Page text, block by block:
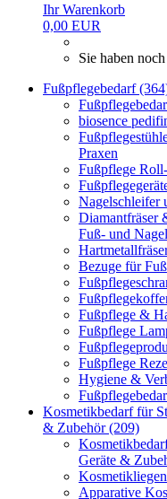
Ihr Warenkorb
0,00 EUR
Sie haben
Fußpflegebedarf
biosence
Praxen
Fußpflege
Nagelschleifer
Diamantfräser
Fuß- und
Bezuge für
Fußpflege &
Fußpflege
Fußpflege
Hygiene &
Kosmetikbedarf für
& Zubehör (209)
Geräte &
Apparative